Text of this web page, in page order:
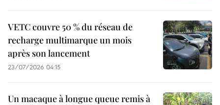
VETC couvre 50 % du réseau de
recharge multimarque un mois
après son lancement
23/07/2026 04:15
Un macaque à longue queue remis à